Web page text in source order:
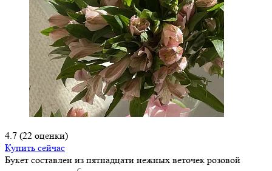
4.7 (22 оценки)
Купить сейчас
Букет составлен из пятнадцати нежных веточек розовой